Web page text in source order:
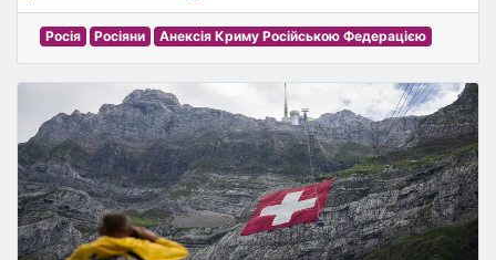
Росія Росіяни Анексія Криму Російською Федерацією